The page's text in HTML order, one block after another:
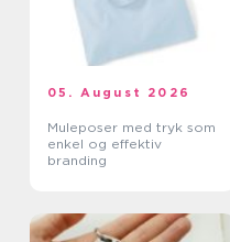
05. August 2026
Muleposer med tryk som
enkel og effektiv
branding